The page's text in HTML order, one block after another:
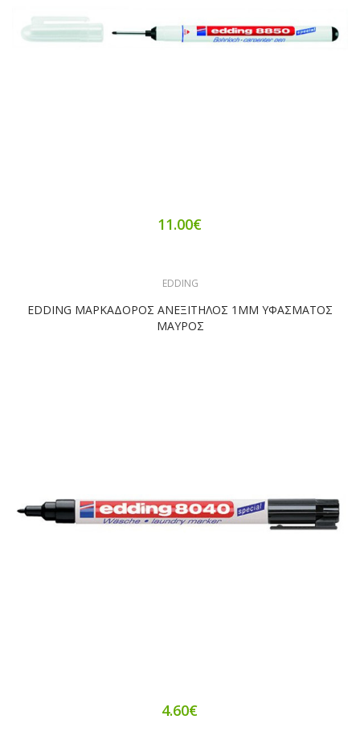
11.00€
EDDING
EDDING ΜΑΡΚΑΔΟΡΟΣ ΑΝΕΞΙΤΗΛΟΣ 1ΜΜ ΥΦΑΣΜΑΤΟΣ
ΜΑΥΡΟΣ
4.60€